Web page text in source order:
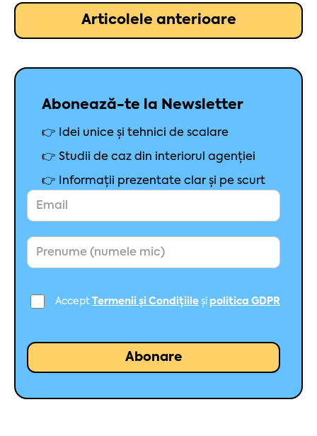
Articolele anterioare
Abonează-te la Newsletter
👉 Idei unice și tehnici de scalare
👉 Studii de caz din interiorul agenției
👉 Informații prezentate clar și pe scurt
Accept Termenii și Condițiile și politica GDPR